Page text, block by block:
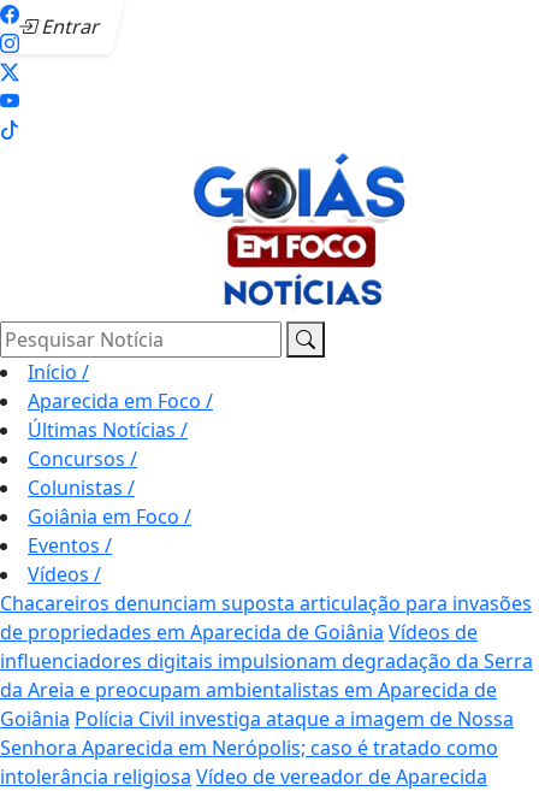
Entrar
Pesquisar Notícia
Início /
Aparecida em Foco /
Últimas Notícias /
Concursos /
Colunistas /
Goiânia em Foco /
Eventos /
Vídeos /
Chacareiros denunciam suposta articulação para invasões
de propriedades em Aparecida de Goiânia Vídeos de
influenciadores digitais impulsionam degradação da Serra
da Areia e preocupam ambientalistas em Aparecida de
Goiânia Polícia Civil investiga ataque a imagem de Nossa
Senhora Aparecida em Nerópolis; caso é tratado como
intolerância religiosa Vídeo de vereador de Aparecida